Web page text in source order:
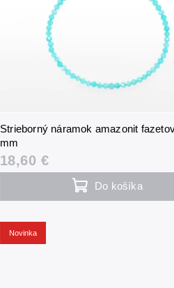
Strieborný náramok amazonit
mm
18,60 €
Do košíka
Novinka